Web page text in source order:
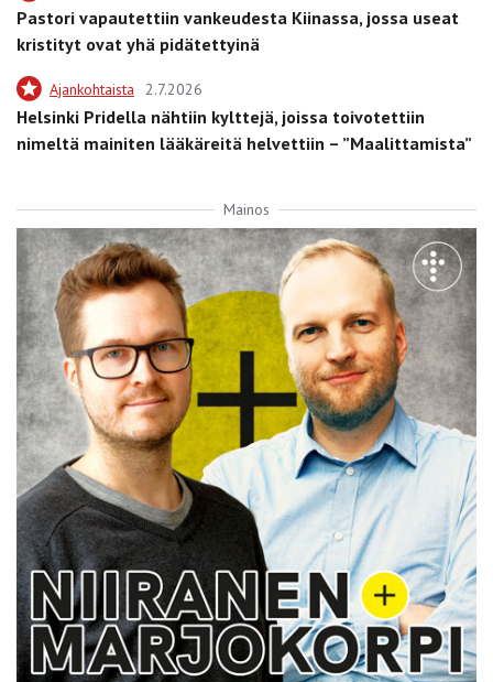
Pastori vapautettiin vankeudesta Kiinassa, jossa useat
kristityt ovat yhä pidätettyinä
Ajankohtaista 2.7.2026
Helsinki Pridella nähtiin kylttejä, joissa toivotettiin
nimeltä mainiten lääkäreitä helvettiin – ”Maalittamista”
Mainos